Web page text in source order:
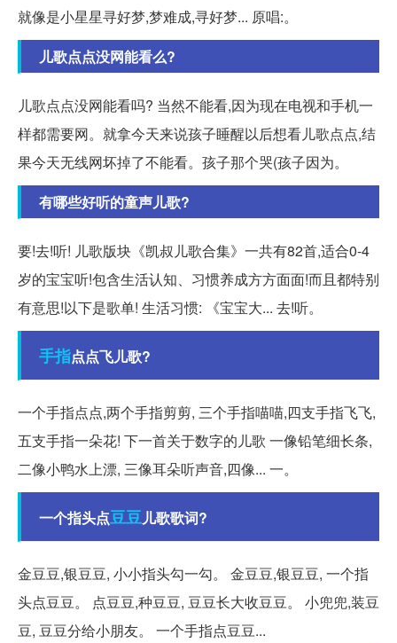
就像是小星星寻好梦,梦难成,寻好梦... 原唱:。
儿歌点点没网能看么?
儿歌点点没网能看吗? 当然不能看,因为现在电视和手机一
样都需要网。就拿今天来说孩子睡醒以后想看儿歌点点,结
果今天无线网坏掉了不能看。孩子那个哭(孩子因为。
有哪些好听的童声儿歌?
要!去!听! 儿歌版块《凯叔儿歌合集》一共有82首,适合0-4
岁的宝宝听!包含生活认知、习惯养成方方面面!而且都特别
有意思!以下是歌单! 生活习惯: 《宝宝大... 去!听。
手指点点飞儿歌?
一个手指点点,两个手指剪剪, 三个手指喵喵,四支手指飞飞,
五支手指一朵花! 下一首关于数字的儿歌 一像铅笔细长条,
二像小鸭水上漂, 三像耳朵听声音,四像... 一。
一个指头点豆豆儿歌歌词?
金豆豆,银豆豆, 小小指头勾一勾。 金豆豆,银豆豆, 一个指
头点豆豆。 点豆豆,种豆豆, 豆豆长大收豆豆。 小兜兜,装豆
豆, 豆豆分给小朋友。 一个手指点豆豆...